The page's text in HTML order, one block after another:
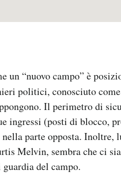
un “nuovo campo” è
politici, conosciuto come
Il perimetro di
ingressi (posti di blocco,
parte opposta. Inoltre,
Melvin, sembra che ci
del campo.